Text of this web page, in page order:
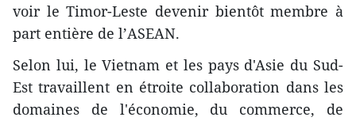
voir le Timor-Leste devenir bientôt membre à
part entière de l’ASEAN.
Selon lui, le Vietnam et les pays d'Asie du Sud-
Est travaillent en étroite collaboration dans les
domaines de l'économie, du commerce, de